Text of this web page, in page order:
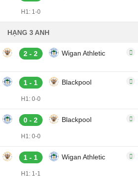
H1: 1-0
HẠNG 3 ANH
2 - 2 Wigan Athletic
1 - 1 Blackpool
H1: 0-0
0 - 2 Blackpool
H1: 0-0
1 - 1 Wigan Athletic
H1: 1-1